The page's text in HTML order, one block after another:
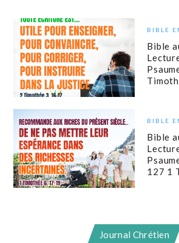
BIBLE
Bible
BIBLE
Bible
127 1
Journal Chrétien